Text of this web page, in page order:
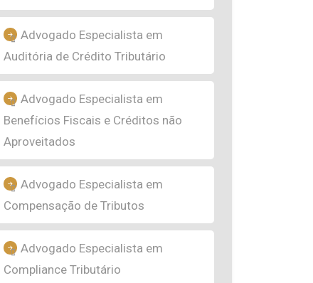
Advogado Especialista em
Auditória de Crédito Tributário
Advogado Especialista em
Benefícios Fiscais e Créditos não
Aproveitados
Advogado Especialista em
Compensação de Tributos
Advogado Especialista em
Compliance Tributário